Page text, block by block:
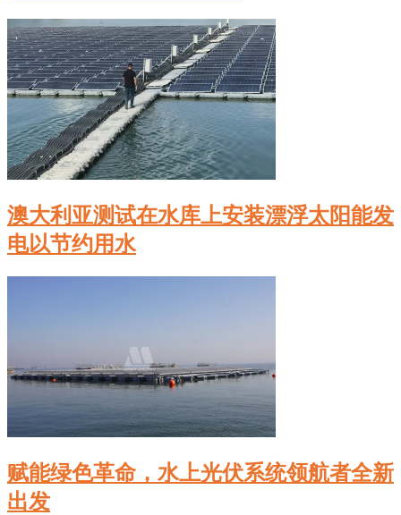
澳大利亚测试在水库上安装漂浮太阳能发
电以节约用水
赋能绿色革命，水上光伏系统领航者全新
出发